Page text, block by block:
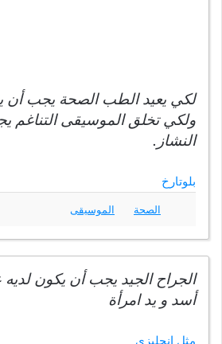
لكي يعيد الطب الصحة يجب
ولكي تخلق الموسيقى
النشاز.
بلوتارخ
الصحة الموسيقى
الجراح الجيد يجب أن يكون
أسد و يد امرأة
مثل انجليزي